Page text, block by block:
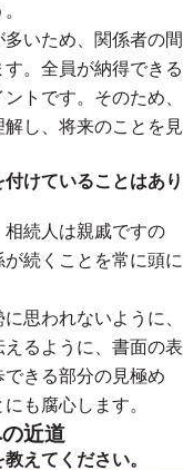
いため、関係者の間
。全員が納得できる
トです。そのため、
し、将来のことを見
けていることはあり
続人は親戚ですの
続くことを常に頭に
思われないように、
るように、書面の表
きる部分の見極め
も腐心します。
近道
えてください。